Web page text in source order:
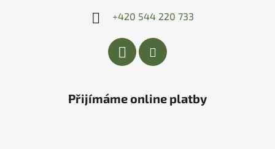
+420 544 220 733
Přijímáme online platby